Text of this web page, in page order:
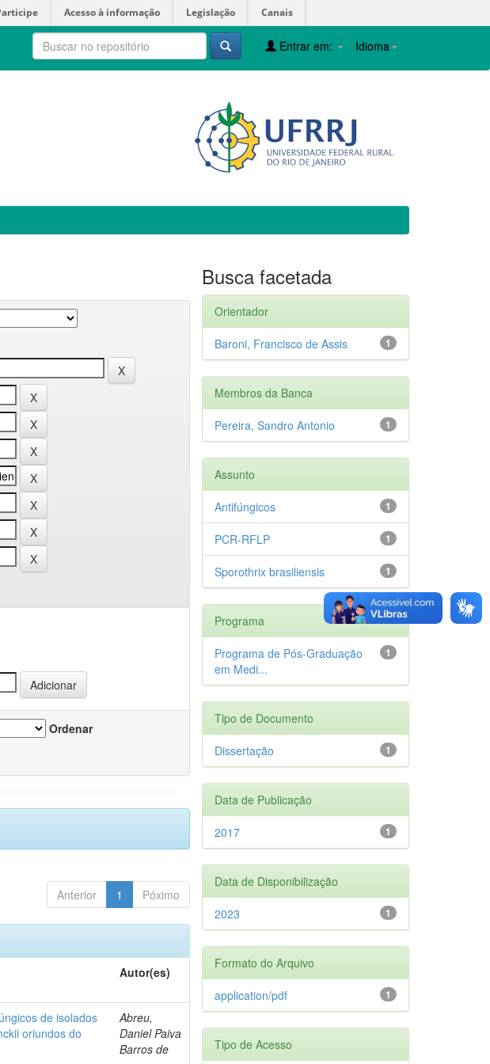
Acesso à informação Legislação Canais
Idioma
Entrar em:
Ordenar
Anterior 1 Póximo
Autor(es)
de isolados
oriundos do
Abreu,
Daniel Paiva
Barros de
Busca facetada
Orientador
1
Baroni, Francisco de Assis
Membros da Banca
1
Pereira, Sandro Antonio
Assunto
1
Antifúngicos
1
PCR-RFLP
1
Sporothrix brasiliensis
Programa
1
Programa de Pós-Graduação
em Medi...
Tipo de Documento
1
Dissertação
Data de Publicação
1
2017
Data de Disponibilização
1
2023
Formato do Arquivo
1
application/pdf
Tipo de Acesso